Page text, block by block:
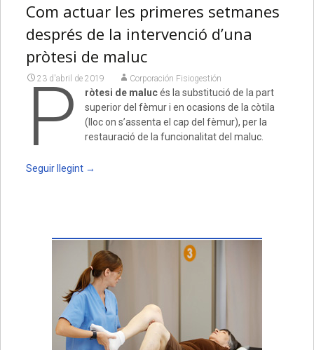
Com actuar les primeres setmanes
després de la intervenció d’una
pròtesi de maluc
23 d'abril de 2019 Corporación Fisiogestión
P ròtesi de malucés la substitució de la part
superior del fèmur i en ocasions de la còtila
(lloc on s’assenta el cap del fèmur), per la
restauració de la funcionalitat del maluc.
Seguir llegint →